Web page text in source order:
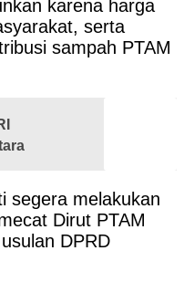
karena harga
serta
sampah PTAM
segera melakukan
Dirut PTAM
DPRD